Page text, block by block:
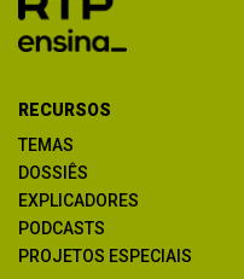
RECURSOS
TEMAS
DOSSIÊS
EXPLICADORES
PODCASTS
PROJETOS ESPECIAIS